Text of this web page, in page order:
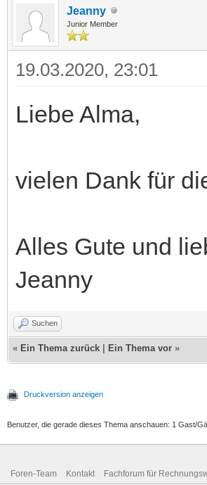
Jeanny
Junior Member
19.03.2020, 23:01
Liebe Alma,
vielen Dank für
Alles Gute und
Jeanny
Suchen
« Ein Thema zurück Ein Thema vor »
Druckversion anzeigen
Benutzer, die gerade dieses Thema anschauen: 1 Gast/
Foren-Team Kontakt Fachforum für